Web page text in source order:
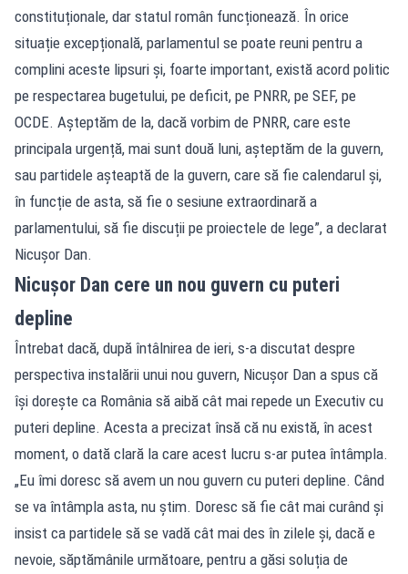
constituționale, dar statul român funcționează. În orice
situație excepțională, parlamentul se poate reuni pentru a
complini aceste lipsuri și, foarte important, există acord politic
pe respectarea bugetului, pe deficit, pe PNRR, pe SEF, pe
OCDE. Așteptăm de la, dacă vorbim de PNRR, care este
principala urgență, mai sunt două luni, așteptăm de la guvern,
sau partidele așteaptă de la guvern, care să fie calendarul și,
în funcție de asta, să fie o sesiune extraordinară a
parlamentului, să fie discuții pe proiectele de lege”, a declarat
Nicușor Dan.
Nicușor Dan cere un nou guvern cu puteri
depline
Întrebat dacă, după întâlnirea de ieri, s-a discutat despre
perspectiva instalării unui nou guvern, Nicușor Dan a spus că
își dorește ca România să aibă cât mai repede un Executiv cu
puteri depline. Acesta a precizat însă că nu există, în acest
moment, o dată clară la care acest lucru s-ar putea întâmpla.
„Eu îmi doresc să avem un nou guvern cu puteri depline. Când
se va întâmpla asta, nu știm. Doresc să fie cât mai curând și
insist ca partidele să se vadă cât mai des în zilele și, dacă e
nevoie, săptămânile următoare, pentru a găsi soluția de